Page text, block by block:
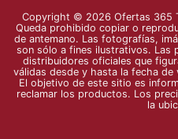
Copyright © 2026 Ofertas 365
Queda prohibido copiar o
de antemano. Las fotografías,
son sólo a fines ilustrativos. Las
distribuidores oficiales que
válidas desde y hasta la fecha
El objetivo de este sitio es
reclamar los productos. Los
la